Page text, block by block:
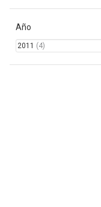
Año
2011 (4)